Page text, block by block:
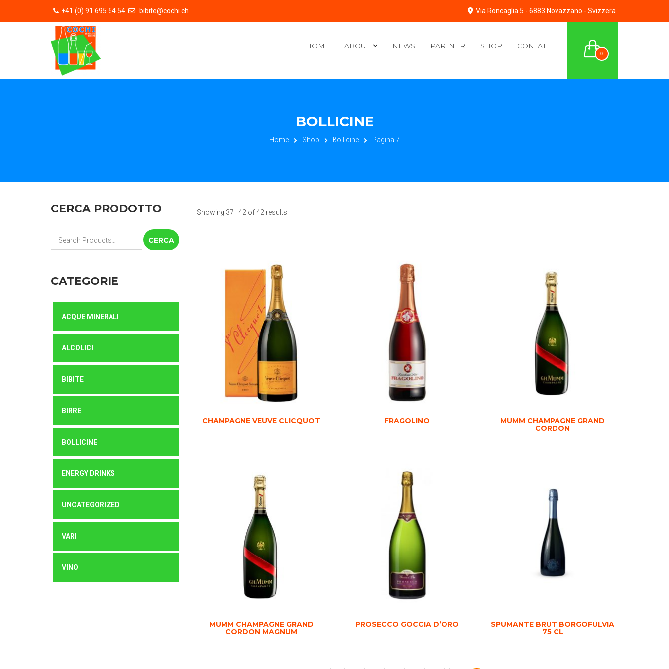
+41 (0) 91 695 54 54 bibite@cochi.ch Via Roncaglia 5 - 6883 Novazzano - Svizzera
0
HOME ABOUT NEWS PARTNER SHOP CONTATTI
BOLLICINE
Home Shop Bollicine Pagina 7
Showing 37–42 of 42 results
CHAMPAGNE VEUVE CLICQUOT FRAGOLINO
MUMM CHAMPAGNE GRAND
CORDON
MUMM CHAMPAGNE GRAND
CORDON MAGNUM
PROSECCO GOCCIA D’ORO
SPUMANTE BRUT BORGOFULVIA
75 CL
CERCA PRODOTTO
Cerca:
CATEGORIE
ACQUE MINERALI
ALCOLICI
BIBITE
BIRRE
BOLLICINE
ENERGY DRINKS
UNCATEGORIZED
VARI
VINO